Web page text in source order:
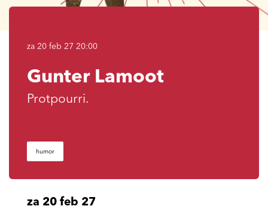
Gunter Lamoot
Protpourri.
za 20 feb 27 20:00
humor
za 20 feb 27